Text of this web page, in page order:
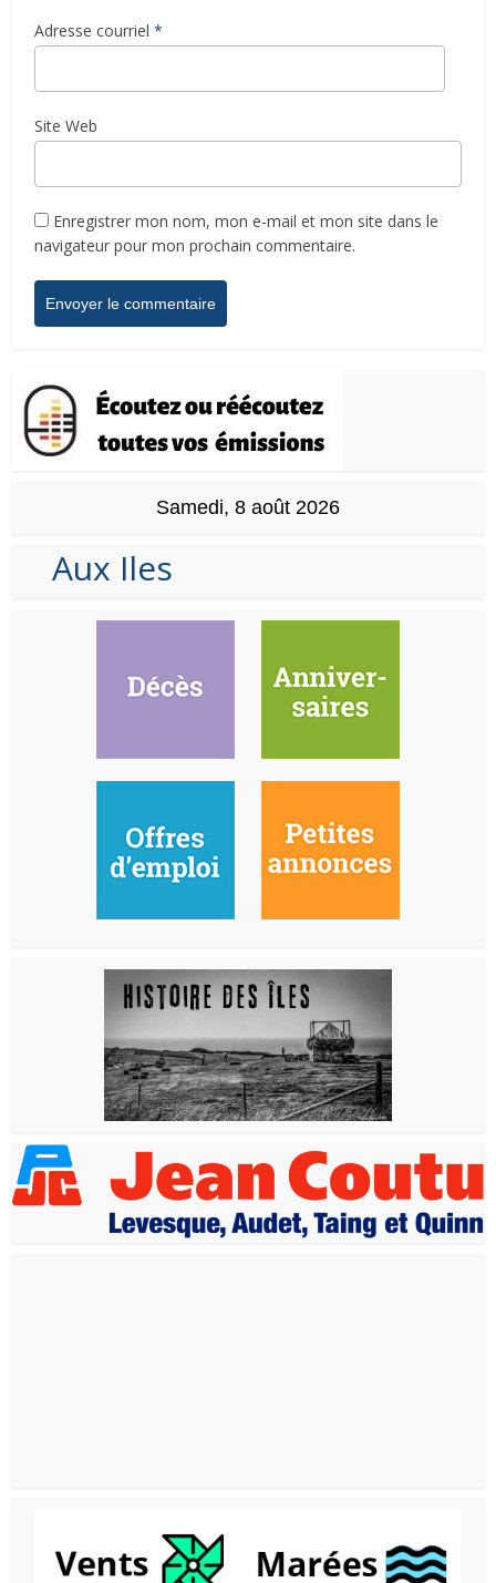
Adresse courriel *
Site Web
Enregistrer mon nom, mon e-mail et mon site dans le
navigateur pour mon prochain commentaire.
Samedi, 8 août 2026
Aux Iles